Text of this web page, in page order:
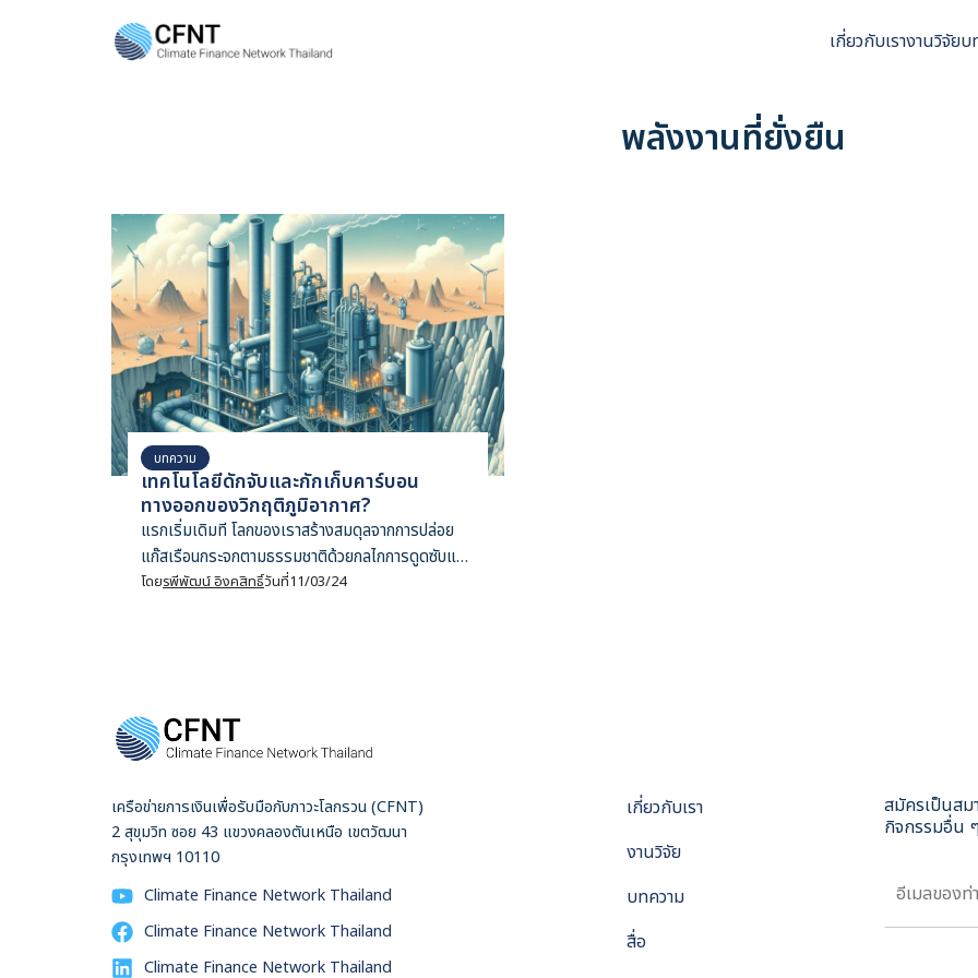
เกี่ยวกับเรางานวิจัยบ
พลังงานที่ยั่งยืน
บทความ
เทคโนโลยีดักจับและกักเก็บคาร์บอน
ทางออกของวิกฤติภูมิอากาศ?
แรกเริ่มเดิมที โลกของเราสร้างสมดุลจากการปล่อย
แก๊สเรือนกระจกตามธรรมชาติด้วยกลไกการดูดซับแก๊ส
คาร์บอนไดออกไซด์ด้วยเหล่าพืชพรรณผ่านกระบวนการ
มหาศาลจนกลไกดั้งเดิมไม่อาจรับไหว
โดยรพีพัฒน์ อิงคสิทธิ์วันที่11/03/24
เครือข่ายการเงินเพื่อรับมือกับภาวะโลกรวน (CFNT)
2 สุขุมวิท ซอย 43 แขวงคลองตันเหนือ เขตวัฒนา
กรุงเทพฯ 10110
Climate Finance Network Thailand
Climate Finance Network Thailand
Climate Finance Network Thailand
เกี่ยวกับเรา
งานวิจัย
บทความ
สื่อ
สมัครเป็นสม
กิจกรรมอื่น